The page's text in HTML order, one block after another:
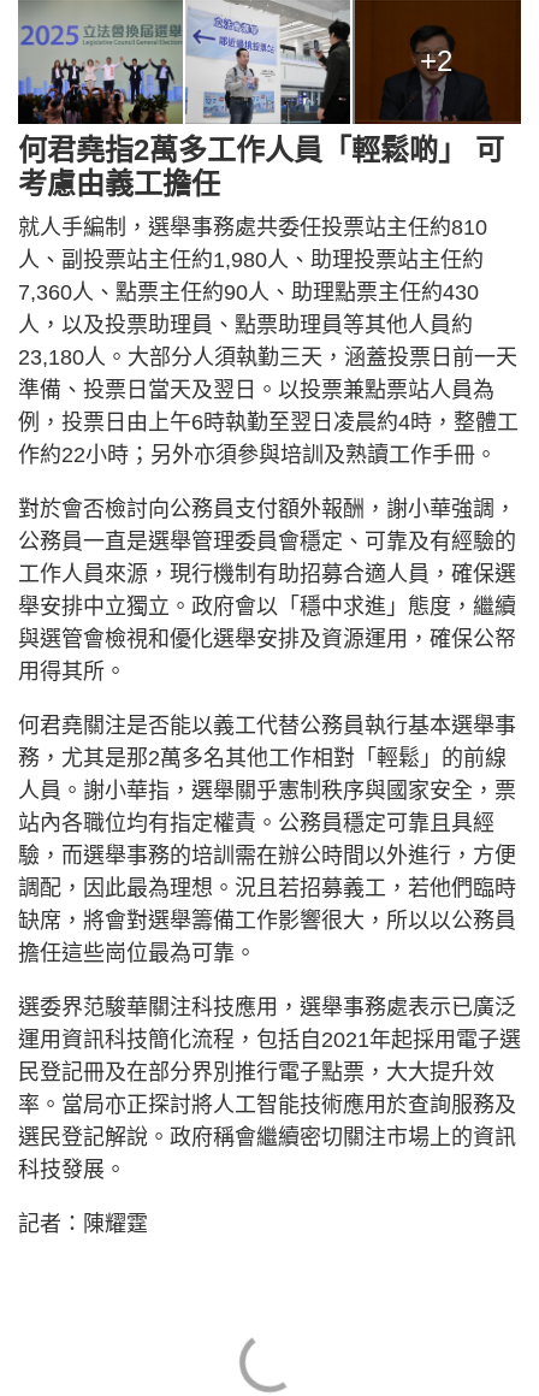
+2
何君堯指2萬多工作人員「輕鬆啲」 可
考慮由義工擔任
就人手編制，選舉事務處共委任投票站主任約810
人、副投票站主任約1,980人、助理投票站主任約
7,360人、點票主任約90人、助理點票主任約430
人，以及投票助理員、點票助理員等其他人員約
23,180人。大部分人須執勤三天，涵蓋投票日前一天
準備、投票日當天及翌日。以投票兼點票站人員為
例，投票日由上午6時執勤至翌日凌晨約4時，整體工
作約22小時；另外亦須參與培訓及熟讀工作手冊。
對於會否檢討向公務員支付額外報酬，謝小華強調，
公務員一直是選舉管理委員會穩定、可靠及有經驗的
工作人員來源，現行機制有助招募合適人員，確保選
舉安排中立獨立。政府會以「穩中求進」態度，繼續
與選管會檢視和優化選舉安排及資源運用，確保公帑
用得其所。
何君堯關注是否能以義工代替公務員執行基本選舉事
務，尤其是那2萬多名其他工作相對「輕鬆」的前線
人員。謝小華指，選舉關乎憲制秩序與國家安全，票
站內各職位均有指定權責。公務員穩定可靠且具經
驗，而選舉事務的培訓需在辦公時間以外進行，方便
調配，因此最為理想。況且若招募義工，若他們臨時
缺席，將會對選舉籌備工作影響很大，所以以公務員
擔任這些崗位最為可靠。
選委界范駿華關注科技應用，選舉事務處表示已廣泛
運用資訊科技簡化流程，包括自2021年起採用電子選
民登記冊及在部分界別推行電子點票，大大提升效
率。當局亦正探討將人工智能技術應用於查詢服務及
選民登記解說。政府稱會繼續密切關注市場上的資訊
科技發展。
記者：陳耀霆